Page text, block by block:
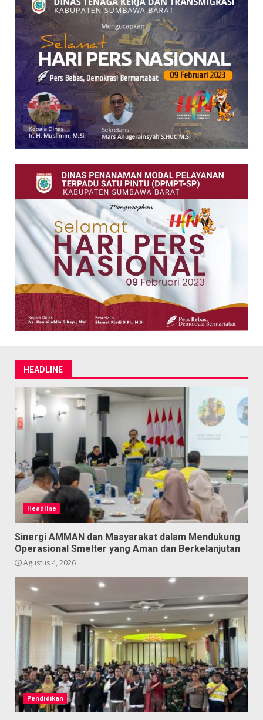
HEADLINE
Headline
Sinergi AMMAN dan Masyarakat dalam Mendukung
Operasional Smelter yang Aman dan Berkelanjutan
Agustus 4, 2026
Pendidikan